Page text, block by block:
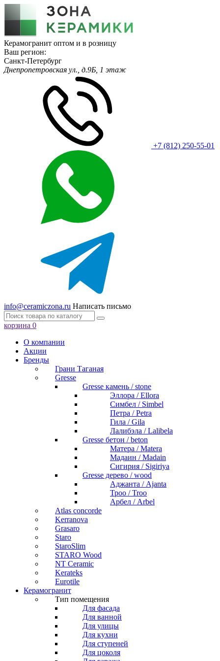
Керамогранит оптом и в розницу
Ваш регион:
Санкт-Петербург
Днепропетровская ул., д.9Б, 1 этаж
+7 (812) 250-55-01
info@ceramiczona.ru Написать письмо
корзина 0
О компании
Акции
Бренды
Грани Таганая
Gresse
Gresse камень / stone
Эллора / Ellora
Симбел / Simbel
Петра / Petra
Гила / Gila
Лалибэла / Lalibela
Gresse бетон / beton
Матера / Matera
Мадаин / Madain
Сигирия / Sigiriya
Gresse дерево / wood
Аджанта / Ajanta
Троо / Troo
Арбел / Arbel
Atlas concorde
Kerranova
Grasaro
Staro
StaroSlim
STARO Wood
NT Ceramic
Kerateks
Eurotile
Керамогранит
Тип помещения
Для фасада
Для ванной
Для улицы
Для кухни
Для ступеней
Для цоколя